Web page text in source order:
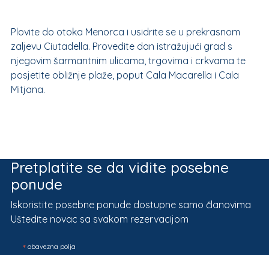
Plovite do otoka Menorca i usidrite se u prekrasnom
zaljevu Ciutadella. Provedite dan istražujući grad s
njegovim šarmantnim ulicama, trgovima i crkvama te
posjetite obližnje plaže, poput Cala Macarella i Cala
Mitjana.
Pretplatite se da vidite posebne
ponude
Iskoristite posebne ponude dostupne samo članovima
Uštedite novac sa svakom rezervacijom
*obavezna polja